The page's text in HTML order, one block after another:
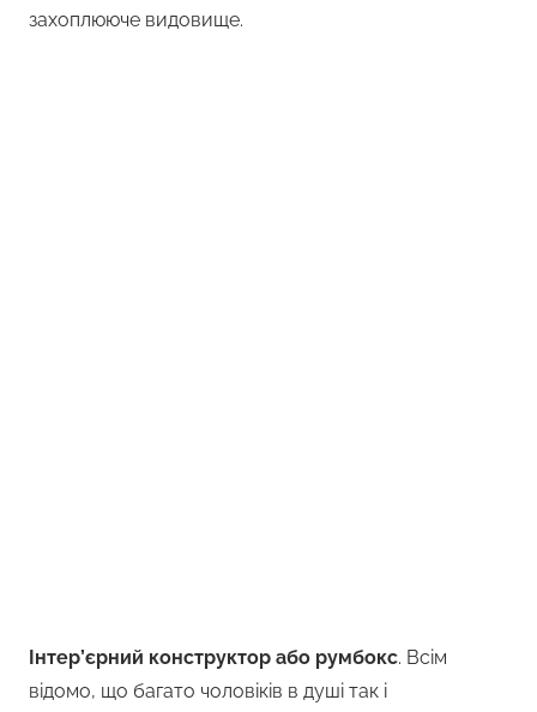
захоплююче видовище.
Інтер’єрний конструктор або румбокс. Всім
відомо, що багато чоловіків в душі так і